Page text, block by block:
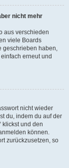
nicht mehr
aus verschieden
viele Boards
haben,
erneut und
nicht wieder
du, indem du auf der
klickst und den
können.
zurückzusetzen, so